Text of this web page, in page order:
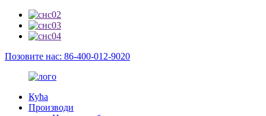
Позовите нас: 86-400-012-9020
Кућа
Производи